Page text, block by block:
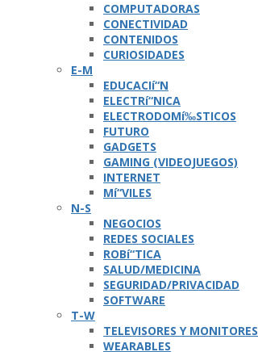
COMPUTADORAS
CONECTIVIDAD
CONTENIDOS
CURIOSIDADES
E-M
EDUCACIí“N
ELECTRí“NICA
ELECTRODOMí‰STICOS
FUTURO
GADGETS
GAMING (VIDEOJUEGOS)
INTERNET
Mí“VILES
N-S
NEGOCIOS
REDES SOCIALES
ROBí“TICA
SALUD/MEDICINA
SEGURIDAD/PRIVACIDAD
SOFTWARE
T-W
TELEVISORES Y MONITORES
WEARABLES